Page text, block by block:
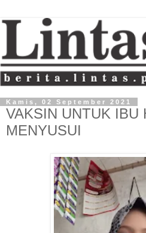
Kamis, 02 September 2021
VAKSIN UNTUK IBU
MENYUSUI